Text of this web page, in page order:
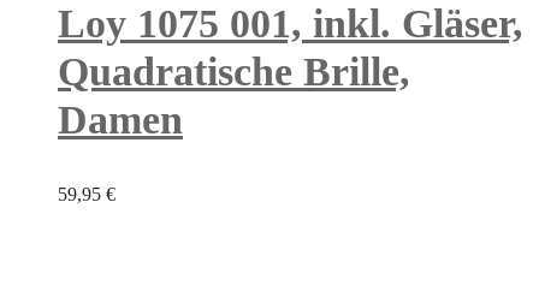
Loy 1075 001, inkl. Gläser,
Quadratische Brille,
Damen
59,95 €